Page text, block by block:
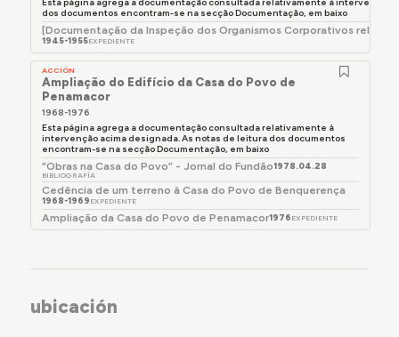
Para mais detalhes, consultar a secção Momentos-
chave abaixo.
Para o registo pormenorizado dos testemunhos
recolhidos sobre a experiência e memórias de uso
deste edifício, consultar a secção Documentação,
abaixo.
Esta página agrega a documentação consultada relativamente à intervenção
dos documentos encontram-se na secção Documentação, em baixo
[Documentação da Inspeção dos Organismos Corporativos
1945-1955EXPEDIENTE
ACCIÓN
Ampliação do Edifício da Casa do Povo de
Penamacor
1968-1976
Esta página agrega a documentação consultada relativamente à
intervenção acima designada. As notas de leitura dos documentos
encontram-se na secção Documentação, em baixo
“Obras na Casa do Povo” - Jornal do Fundão1978.04.28
BIBLIOGRAFÍA
Cedência de um terreno à Casa do Povo de Benquerença
1968-1969 EXPEDIENTE
Ampliação da Casa do Povo de Penamacor1976 EXPEDIENTE
ubicación